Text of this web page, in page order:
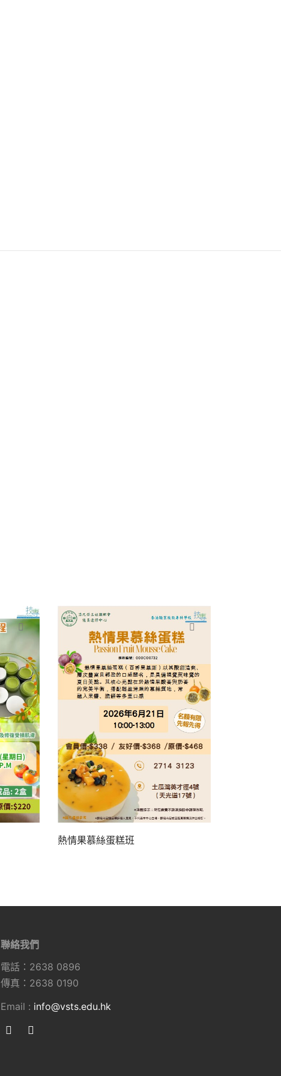
熱情果慕絲蛋糕班
聯絡我們
電話：2638 0896
傳真：2638 0190
Email : info@vsts.edu.hk